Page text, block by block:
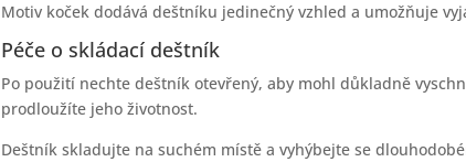
Motiv koček dodává deštníku jedinečný vzhled a umožňuje
Péče o skládací deštník
Po použití nechte deštník otevřený, aby mohl důkladně
prodloužíte jeho životnost.
Deštník skladujte na suchém místě a vyhýbejte se